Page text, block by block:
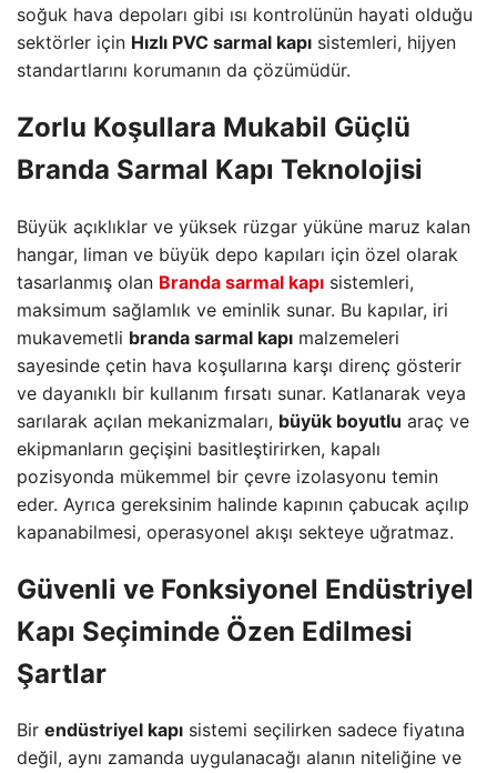
soğuk hava depoları gibi ısı kontrolünün hayati olduğu
sektörler için Hızlı PVC sarmal kapı sistemleri, hijyen
standartlarını korumanın da çözümüdür.
Zorlu Koşullara Mukabil Güçlü
Branda Sarmal Kapı Teknolojisi
Büyük açıklıklar ve yüksek rüzgar yüküne maruz kalan
hangar, liman ve büyük depo kapıları için özel olarak
tasarlanmış olan Branda sarmal kapı sistemleri,
maksimum sağlamlık ve eminlik sunar. Bu kapılar, iri
mukavemetli branda sarmal kapı malzemeleri
sayesinde çetin hava koşullarına karşı direnç gösterir
ve dayanıklı bir kullanım fırsatı sunar. Katlanarak veya
sarılarak açılan mekanizmaları, büyük boyutlu araç ve
ekipmanların geçişini basitleştirirken, kapalı
pozisyonda mükemmel bir çevre izolasyonu temin
eder. Ayrıca gereksinim halinde kapının çabucak açılıp
kapanabilmesi, operasyonel akışı sekteye uğratmaz.
Güvenli ve Fonksiyonel Endüstriyel
Kapı Seçiminde Özen Edilmesi
Şartlar
Bir endüstriyel kapı sistemi seçilirken sadece fiyatına
değil, aynı zamanda uygulanacağı alanın niteliğine ve